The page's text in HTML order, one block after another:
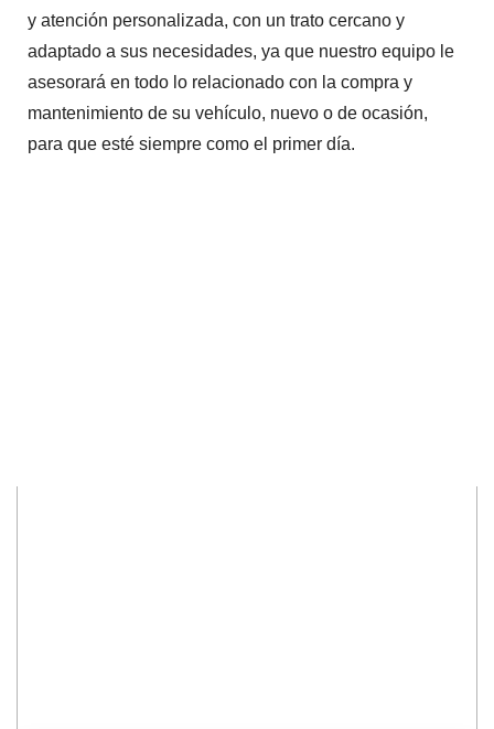
y atención personalizada, con un trato cercano y
adaptado a sus necesidades, ya que nuestro equipo le
asesorará en todo lo relacionado con la compra y
mantenimiento de su vehículo, nuevo o de ocasión,
para que esté siempre como el primer día.